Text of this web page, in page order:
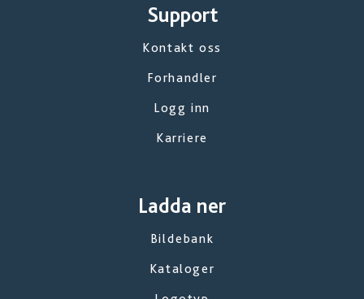
Support
Kontakt oss
Forhandler
Logg inn
Karriere
Ladda ner
Bildebank
Kataloger